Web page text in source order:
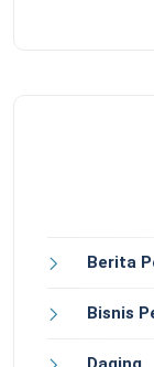
Berita
Bisnis